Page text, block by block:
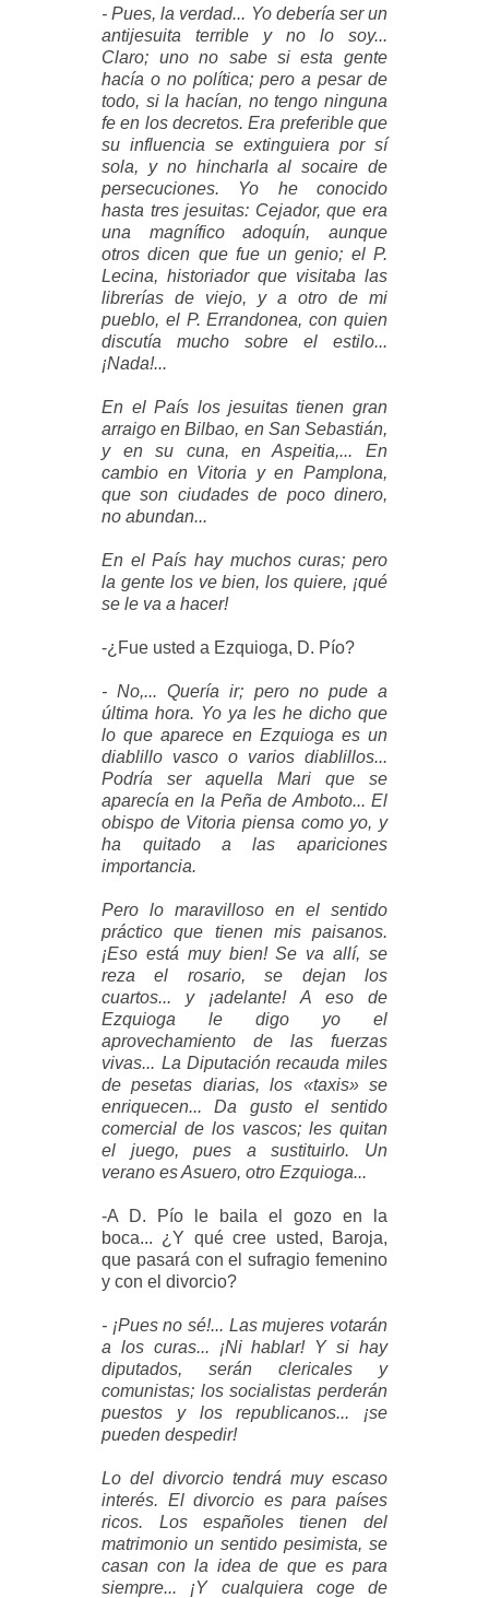
- Pues, la verdad... Yo debería ser un
antijesuita terrible y no lo soy...
Claro; uno no sabe si esta gente
hacía o no política; pero a pesar de
todo, si la hacían, no tengo ninguna
fe en los decretos. Era preferible que
su influencia se extinguiera por sí
sola, y no hincharla al socaire de
persecuciones. Yo he conocido
hasta tres jesuitas: Cejador, que era
una magnífico adoquín, aunque
otros dicen que fue un genio; el P.
Lecina, historiador que visitaba las
librerías de viejo, y a otro de mi
pueblo, el P. Errandonea, con quien
discutía mucho sobre el estilo...
¡Nada!...
En el País los jesuitas tienen gran
arraigo en Bilbao, en San Sebastián,
y en su cuna, en Aspeitia,... En
cambio en Vitoria y en Pamplona,
que son ciudades de poco dinero,
no abundan...
En el País hay muchos curas; pero
la gente los ve bien, los quiere, ¡qué
se le va a hacer!
-¿Fue usted a Ezquioga, D. Pío?
- No,... Quería ir; pero no pude a
última hora. Yo ya les he dicho que
lo que aparece en Ezquioga es un
diablillo vasco o varios diablillos...
Podría ser aquella Mari que se
aparecía en la Peña de Amboto... El
obispo de Vitoria piensa como yo, y
ha quitado a las apariciones
importancia.
Pero lo maravilloso en el sentido
práctico que tienen mis paisanos.
¡Eso está muy bien! Se va allí, se
reza el rosario, se dejan los
cuartos... y ¡adelante! A eso de
Ezquioga le digo yo el
aprovechamiento de las fuerzas
vivas... La Diputación recauda miles
de pesetas diarias, los «taxis» se
enriquecen... Da gusto el sentido
comercial de los vascos; les quitan
el juego, pues a sustituirlo. Un
verano es Asuero, otro Ezquioga...
-A D. Pío le baila el gozo en la
boca... ¿Y qué cree usted, Baroja,
que pasará con el sufragio femenino
y con el divorcio?
- ¡Pues no sé!... Las mujeres votarán
a los curas... ¡Ni hablar! Y si hay
diputados, serán clericales y
comunistas; los socialistas perderán
puestos y los republicanos... ¡se
pueden despedir!
Lo del divorcio tendrá muy escaso
interés. El divorcio es para países
ricos. Los españoles tienen del
matrimonio un sentido pesimista, se
casan con la idea de que es para
siempre... ¡Y cualquiera coge de